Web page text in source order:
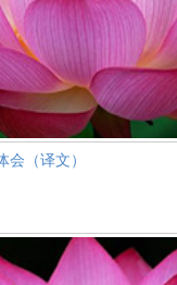
（译文）